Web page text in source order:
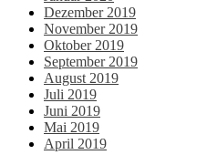
Dezember 2019
November 2019
Oktober 2019
September 2019
August 2019
Juli 2019
Juni 2019
Mai 2019
April 2019